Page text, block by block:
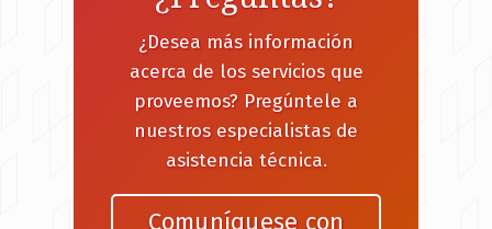
¿Desea más información
acerca de los servicios que
proveemos? Pregúntele a
nuestros especialistas de
asistencia técnica.
Comuníquese con